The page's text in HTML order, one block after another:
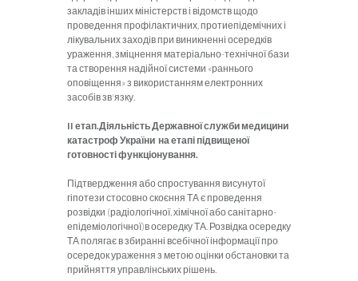
закладів інших міністерств і відомств щодо
проведення профілактичних, протиепідемічних і
лікувальних заходів при виникненні осередків
ураження, зміцнення матеріально-технічної бази
та створення надійної системи «раннього
оповіщення» з використанням електронних
засобів зв'язку.
II етап.Діяльність Державної служби медицини
катастроф України на етапі підвищеної
готовності функціонування.
Підтвердження або спростування висунутої
гіпотези стосовно скоєння ТА є проведення
розвідки (радіологічної, хімічної або санітарно-
епідеміологічної)в осередку ТА. Розвідка осередку
ТА полягає в збиранні всебічної інформації про
осередок ураження з метою оцінки обстановки та
прийняття управлінських рішень.